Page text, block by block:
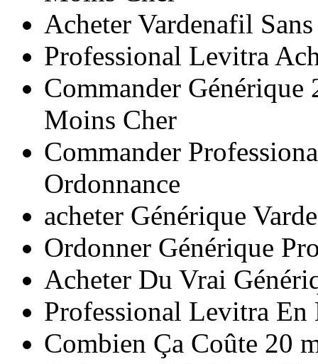
Acheter Vardenafil
Professional Levitra
Commander
Moins Cher
Commander
Ordonnance
acheter Générique
Ordonner Générique
Acheter Du Vrai
Professional Levitra En
Combien Ça Coûte 20